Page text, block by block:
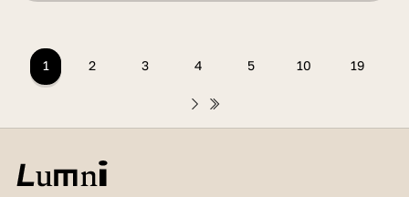
1 2 3 4 5 10 19